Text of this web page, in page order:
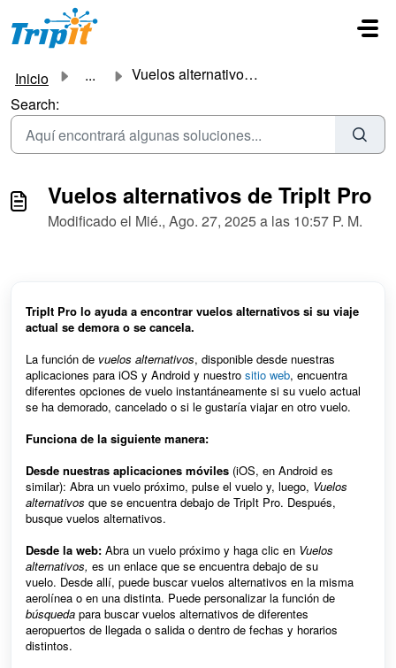
Ir al contenido principal
Inicio ...
Vuelos alternativos de TripIt Pro
Search:
Vuelos alternativos de TripIt Pro
Modificado el Mié., Ago. 27, 2025 a las 10:57 P. M.
TripIt Pro lo ayuda a encontrar vuelos alternativos si su viaje
actual se demora o se cancela.
La función de vuelos alternativos, disponible desde nuestras
aplicaciones para iOS y Android y nuestro sitio web, encuentra
diferentes opciones de vuelo instantáneamente si su vuelo actual
se ha demorado, cancelado o si le gustaría viajar en otro vuelo.
Funciona de la siguiente manera:
Desde nuestras aplicaciones móviles (iOS, en Android es
similar): Abra un vuelo próximo, pulse el vuelo y, luego, Vuelos
alternativos que se encuentra debajo de TripIt Pro. Después,
busque vuelos alternativos.
Desde la web: Abra un vuelo próximo y haga clic en Vuelos
alternativos, es un enlace que se encuentra debajo de su
vuelo. Desde allí, puede buscar vuelos alternativos en la misma
aerolínea o en una distinta. Puede personalizar la función de
búsqueda para buscar vuelos alternativos de diferentes
aeropuertos de llegada o salida o dentro de fechas y horarios
distintos.